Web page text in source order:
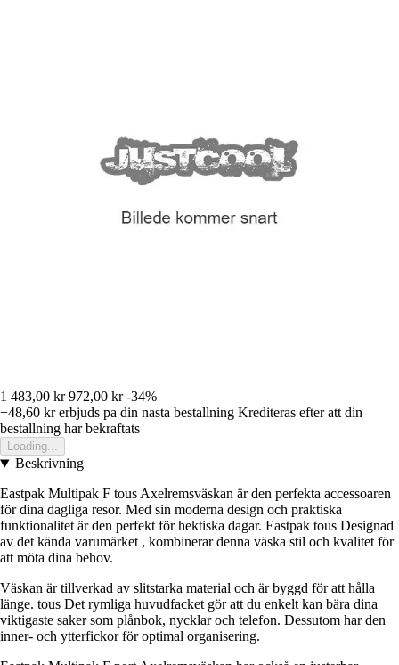
1 483,00 kr 972,00 kr -34%
+48,60 krerbjuds pa din nasta bestallning Krediteras efter att din
bestallning har bekraftats
Loading...
Beskrivning
Eastpak Multipak F tous Axelremsväskan är den perfekta accessoaren
för dina dagliga resor. Med sin moderna design och praktiska
funktionalitet är den perfekt för hektiska dagar. Eastpak tous Designad
av det kända varumärket , kombinerar denna väska stil och kvalitet för
att möta dina behov.
Väskan är tillverkad av slitstarka material och är byggd för att hålla
länge. tous Det rymliga huvudfacket gör att du enkelt kan bära dina
viktigaste saker som plånbok, nycklar och telefon. Dessutom har den
inner- och ytterfickor för optimal organisering.